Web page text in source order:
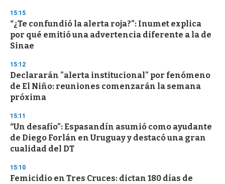
15:15
“¿Te confundió la alerta roja?”: Inumet explica
por qué emitió una advertencia diferente a la de
Sinae
15:12
Declararán "alerta institucional" por fenómeno
de El Niño: reuniones comenzarán la semana
próxima
15:11
“Un desafío”: Espasandín asumió como ayudante
de Diego Forlán en Uruguay y destacó una gran
cualidad del DT
15:10
Femicidio en Tres Cruces: dictan 180 días de